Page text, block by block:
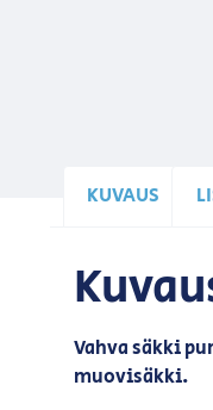
KUVAUS
Vahva säkki
muovisäkki.